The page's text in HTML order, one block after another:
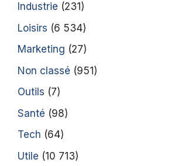
Industrie (231)
Loisirs (6 534)
Marketing (27)
Non classé (951)
Outils (7)
Santé (98)
Tech (64)
Utile (10 713)